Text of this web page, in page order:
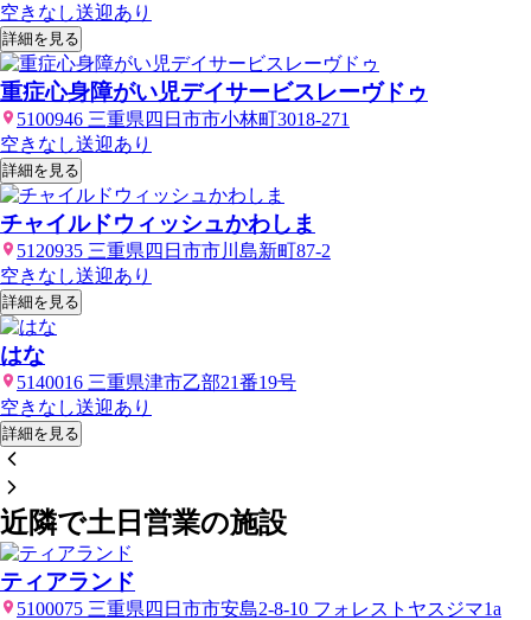
空きなし送迎あり
詳細を見る
重症心身障がい児デイサービスレーヴドゥ
5100946 三重県四日市市小林町3018-271
空きなし送迎あり
詳細を見る
チャイルドウィッシュかわしま
5120935 三重県四日市市川島新町87-2
空きなし送迎あり
詳細を見る
はな
5140016 三重県津市乙部21番19号
空きなし送迎あり
詳細を見る
近隣で土日営業の施設
ティアランド
5100075 三重県四日市市安島2-8-10 フォレストヤスジマ1a